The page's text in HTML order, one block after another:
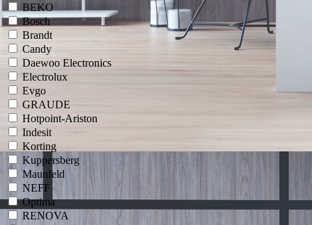
BEKO
Bosch
Brandt
Candy
Daewoo Electronics
Electrolux
Evgo
GRAUDE
Hotpoint-Ariston
Indesit
Korting
Kuppersberg
Maunfeld
NEFF
Optima
RENOVA